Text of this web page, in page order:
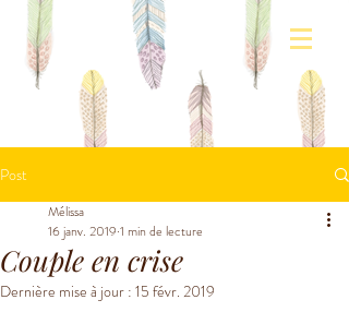
Post
Couple en crise
Mélissa
16 janv. 2019 1 min de lecture
Dernière mise à jour : 15 févr. 2019